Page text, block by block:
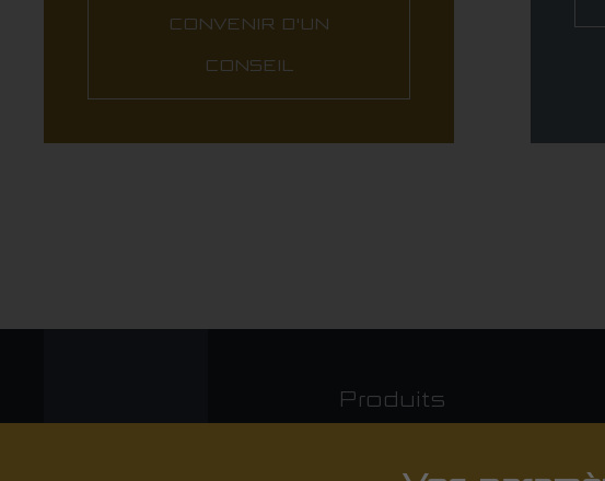
CONVENIR D'UN
CONSEIL
Produits